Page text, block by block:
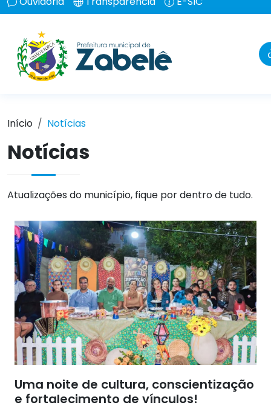
Ouvidoria Transparência E-SIC
Início Notícias
Notícias
Atualizações do município, fique por dentro de tudo.
Uma noite de cultura, conscientização
e fortalecimento de vínculos!